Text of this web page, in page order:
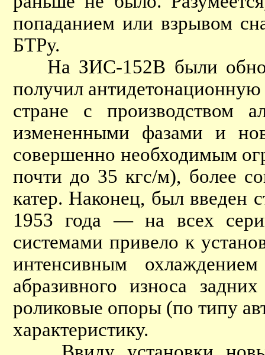
попаданием или взрывом
БТРу.
На ЗИС-152В были
получил
стране с производством
измененными фазами и
совершенно необходимым
почти до 35 кгс/м), более
катер. Наконец, был введен
1953 года — на всех
системами привело к
интенсивным
абразивного износа
роликовые опоры (по типу
характеристику.